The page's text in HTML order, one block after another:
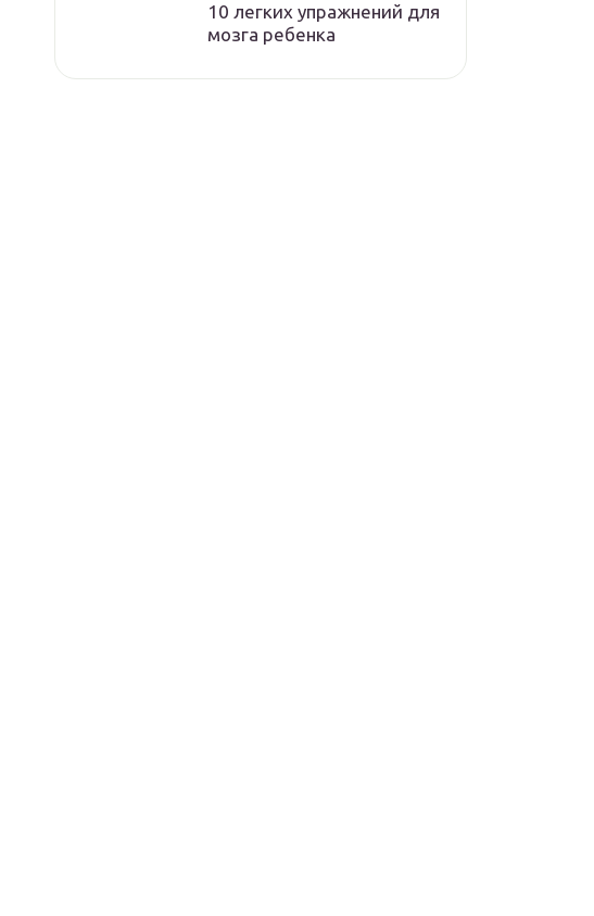
10 легких упражнений для
мозга ребенка